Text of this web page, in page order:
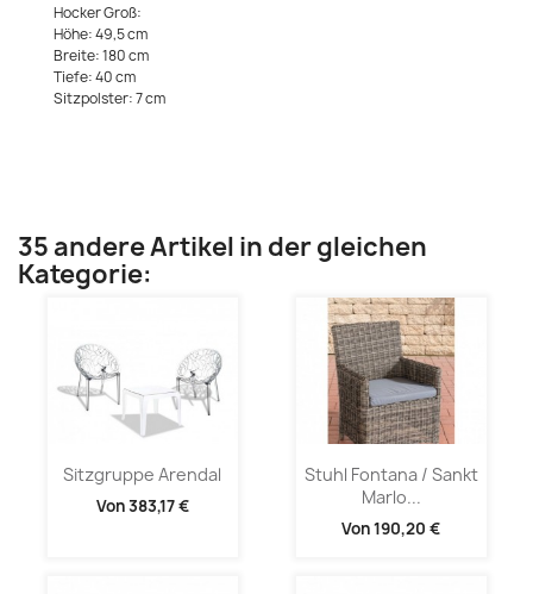
Hocker Groß:
Höhe: 49,5 cm
Breite: 180 cm
Tiefe: 40 cm
Sitzpolster: 7 cm
35 andere Artikel in der gleichen
Kategorie:
Sitzgruppe Arendal
Von383,17 €
Stuhl Fontana / Sankt
Marlo...
Von190,20 €